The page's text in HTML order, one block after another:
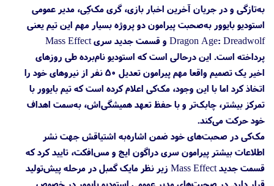
به‌تازگی و در جریان آخرین اخبار بازی، گری مک‌کِی، مدیر عمومی
استودیو بایوور به‌صحبت پیرامون دو پروژه بسیار مهم این تیم یعنی
Dragon Age: Dreadwolf و قسمت جدید سری Mass Effect
پرداخته است. این درحالی است که استودیو نام‌برده طی روزهای
اخیر یک تصمیم واقعا مهم پیرامون تعدیل ۵۰ نفر از نیروهای خود را
اتخاذ کرد اما با این وجود، مک‌کی اعلام کرده است که تیم بایوور با
تمرکز بیشتر، چابک‌تر و با حفظ تعهد همیشگی‌اش، به‌سمت اهداف
خود حرکت می‌کند.
مک‌کی در صحبت‌های خود ضمن اشاره‌به اشتیاقش جهت نشر
اطلاعات بیشتر پیرامون سری دراگون ایج و مس‌افکت، تایید کرد که
قسمت جدید Mass Effect زیر نظر مایک گمبل در مرحله پیش‌تولید